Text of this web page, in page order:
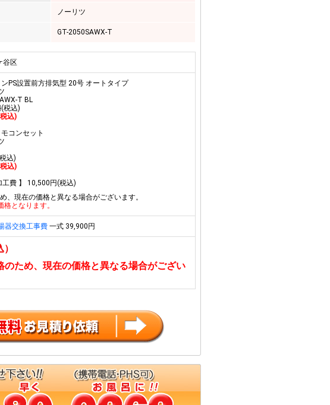
ノーリツ
GT-2050SAWX-T
谷区
ンPS設置前方排気型 20号 オートタイプ
T BL
(税込)
込)
コンセット
込)
込)
工費 】 10,500円(税込)
、現在の価格と異なる場合がございます。
となります。
器交換工事費一式 39,900円
のため、現在の価格と異なる場合がござい